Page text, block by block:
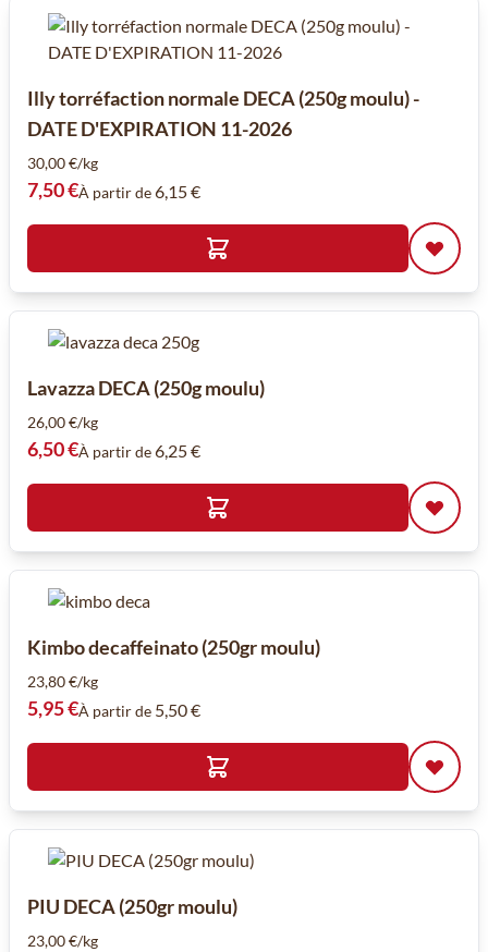
Illy torréfaction normale DECA (250g moulu) -
DATE D'EXPIRATION 11-2026
30,00 €/kg
7,50 €À partir de6,15 €
Lavazza DECA (250g moulu)
26,00 €/kg
6,50 €À partir de6,25 €
Kimbo decaffeinato (250gr moulu)
23,80 €/kg
5,95 €À partir de 5,50 €
PIU DECA (250gr moulu)
23,00 €/kg